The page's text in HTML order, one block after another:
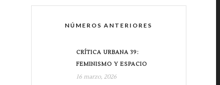
NÚMEROS ANTERIORES
CRÍTICA URBANA 39:
FEMINISMO Y ESPACIO
16 marzo, 2026